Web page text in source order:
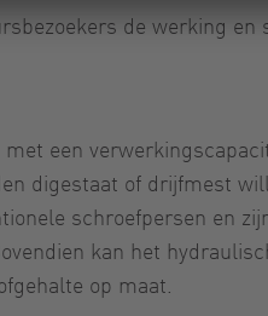
de werking
een
digestaat of drijfmest
schroefpersen en
kan het
op maat.